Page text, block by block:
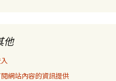
他
網站內容的資訊提供